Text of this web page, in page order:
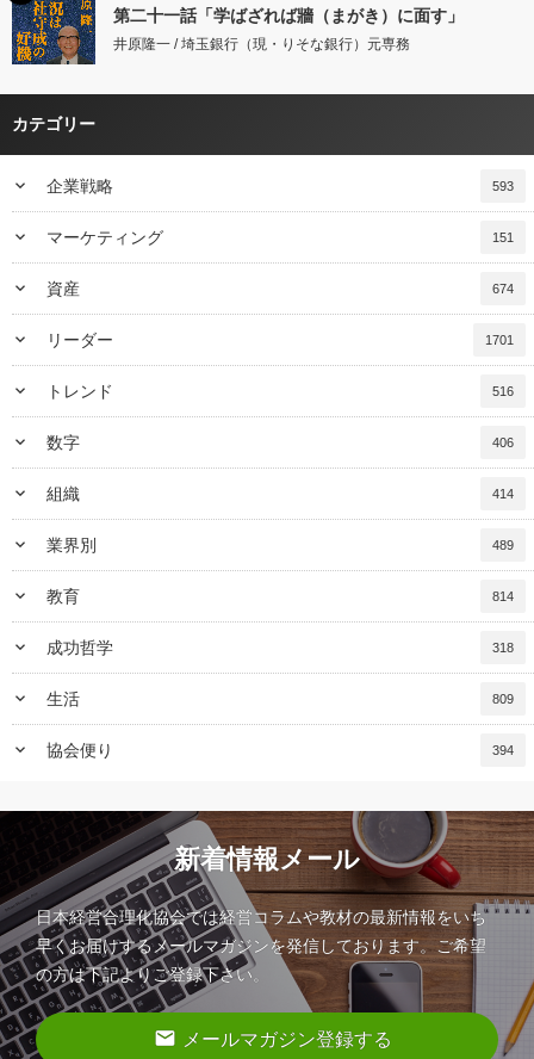
第二十一話「学ばざれば牆（まがき）に面す」
井原隆一 / 埼玉銀行（現・りそな銀行）元専務
カテゴリー
keyboard_arrow_down 企業戦略 593
keyboard_arrow_down マーケティング 151
keyboard_arrow_down 資産 674
keyboard_arrow_down リーダー 1701
keyboard_arrow_down トレンド 516
keyboard_arrow_down 数字 406
keyboard_arrow_down 組織 414
keyboard_arrow_down 業界別 489
keyboard_arrow_down 教育 814
keyboard_arrow_down 成功哲学 318
keyboard_arrow_down 生活 809
keyboard_arrow_down 協会便り 394
新着情報メール
日本経営合理化協会では経営コラムや教材の最新情報をいち
早くお届けするメールマガジンを発信しております。ご希望
の方は下記よりご登録下さい。
email メールマガジン登録する